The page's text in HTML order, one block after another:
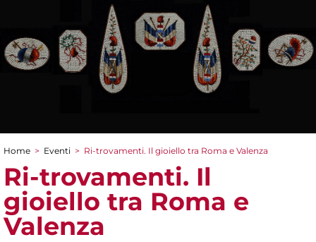
Tu sei qui
Home > Eventi > Ri-trovamenti. Il gioiello tra Roma e Valenza
Ri-trovamenti. Il
gioiello tra Roma e
Valenza